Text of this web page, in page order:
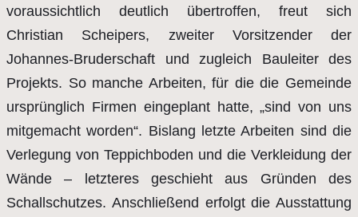
voraussichtlich deutlich übertroffen, freut sich
Christian Scheipers, zweiter Vorsitzender der
Johannes-Bruderschaft und zugleich Bauleiter des
Projekts. So manche Arbeiten, für die die Gemeinde
ursprünglich Firmen eingeplant hatte, „sind von uns
mitgemacht worden“. Bislang letzte Arbeiten sind die
Verlegung von Teppichboden und die Verkleidung der
Wände – letzteres geschieht aus Gründen des
Schallschutzes. Anschließend erfolgt die Ausstattung